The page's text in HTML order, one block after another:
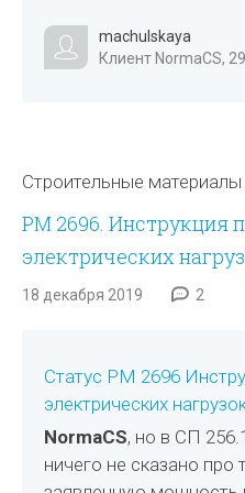
machulskaya
Клиент NormaCS,
Строительные материалы
РМ 2696. Инструкция
электрических
18 декабря 2019 2
Статус РМ 2696
электрических
NormaCS, но в СП
ничего не сказано про